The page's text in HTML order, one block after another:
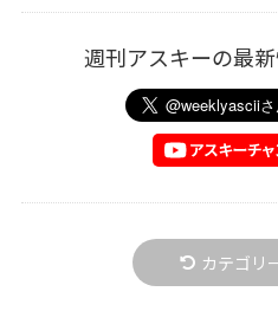
週刊アスキーの最
カテゴリ